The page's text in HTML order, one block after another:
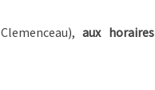
aux horaires